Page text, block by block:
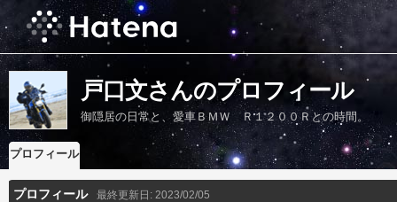
戸口文さんのプロフィール
御隠居の日常と、愛車ＢＭＷ Ｒ１２００Ｒとの時間。
プロフィール
プロフィール 最終更新日: 2023/02/05